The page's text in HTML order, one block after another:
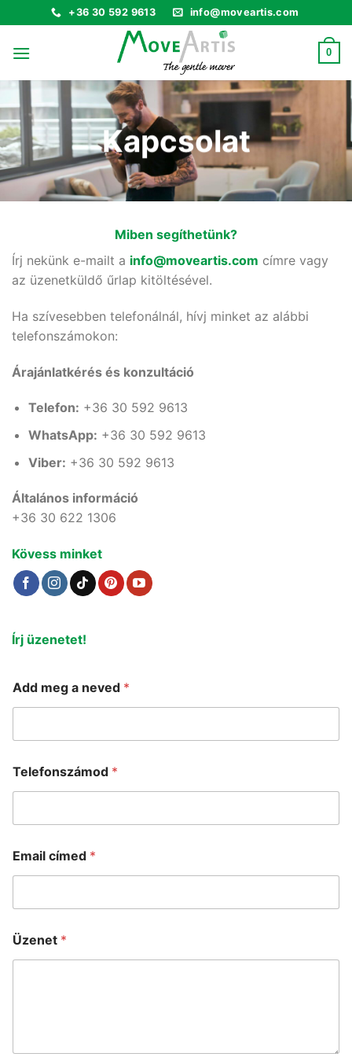
to
content
+36 30 592 9613 info@moveartis.com
0
Kapcsolat
Miben segíthetünk?
Írj nekünk e-mailt a info@moveartis.com címre vagy
az üzenetküldő űrlap kitöltésével.
Ha szívesebben telefonálnál, hívj minket az alábbi
telefonszámokon:
Árajánlatkérés és konzultáció
Telefon: +36 30 592 9613
WhatsApp: +36 30 592 9613
Viber: +36 30 592 9613
Általános információ
+36 30 622 1306
Kövess minket
Írj üzenetet!
Add meg a neved *
Telefonszámod *
Email címed *
Ü
z
Üzenet *